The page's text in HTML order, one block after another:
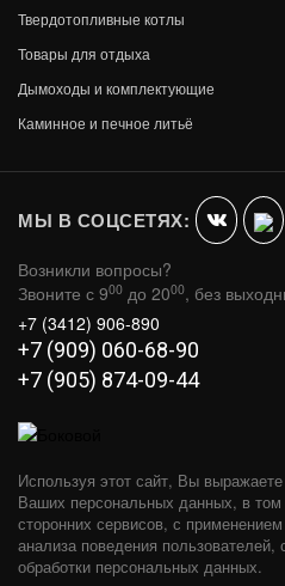
ГАЗОВЫЙ КАМИН
477 000
Твердотопливные котлы
Товары для отдыха
Дымоходы и комплектующие
Каминное и печное литьё
МЫ В СОЦСЕТЯХ:
Возникли вопросы?
Звоните с 900 до 2000, без
+7 (3412) 906-890
+7 (909) 060-68-90
+7 (905) 874-09-44
Используя этот сайт, Вы
Ваших персональных данных, в
сторонних сервисов, с
анализа поведения пользователей,
обработки персональных данных.